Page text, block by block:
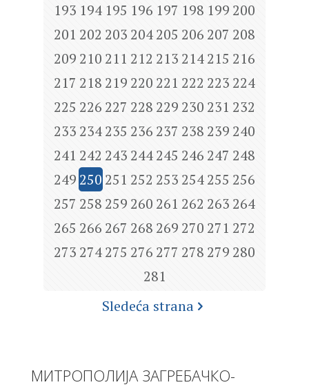
193 194 195 196 197 198 199 200
201 202 203 204205 206 207 208
209 210 211 212 213 214215 216
217 218 219 220 221 222 223 224
225 226 227 228 229 230 231 232
233 234235 236 237 238 239 240
241 242 243 244245 246 247 248
249 250 251 252 253 254255 256
257 258 259 260 261 262 263 264
265 266 267 268 269 270 271 272
273 274275 276 277 278 279 280
281
Sledeća strana
МИТРОПОЛИЈА ЗАГРЕБАЧКО-